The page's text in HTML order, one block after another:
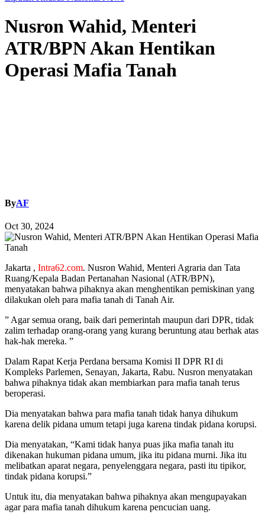
Nusron Wahid, Menteri
ATR/BPN Akan Hentikan
Operasi Mafia Tanah
ByAF
Oct 30, 2024
Jakarta , Intra62.com. Nusron Wahid, Menteri Agraria dan Tata
Ruang/Kepala Badan Pertanahan Nasional (ATR/BPN),
menyatakan bahwa pihaknya akan menghentikan pemiskinan yang
dilakukan oleh para mafia tanah di Tanah Air.
” Agar semua orang, baik dari pemerintah maupun dari DPR, tidak
zalim terhadap orang-orang yang kurang beruntung atau berhak atas
hak-hak mereka. ”
Dalam Rapat Kerja Perdana bersama Komisi II DPR RI di
Kompleks Parlemen, Senayan, Jakarta, Rabu. Nusron menyatakan
bahwa pihaknya tidak akan membiarkan para mafia tanah terus
beroperasi.
Dia menyatakan bahwa para mafia tanah tidak hanya dihukum
karena delik pidana umum tetapi juga karena tindak pidana korupsi.
Dia menyatakan, “Kami tidak hanya puas jika mafia tanah itu
dikenakan hukuman pidana umum, jika itu pidana murni. Jika itu
melibatkan aparat negara, penyelenggara negara, pasti itu tipikor,
tindak pidana korupsi.”
Untuk itu, dia menyatakan bahwa pihaknya akan mengupayakan
agar para mafia tanah dihukum karena pencucian uang.